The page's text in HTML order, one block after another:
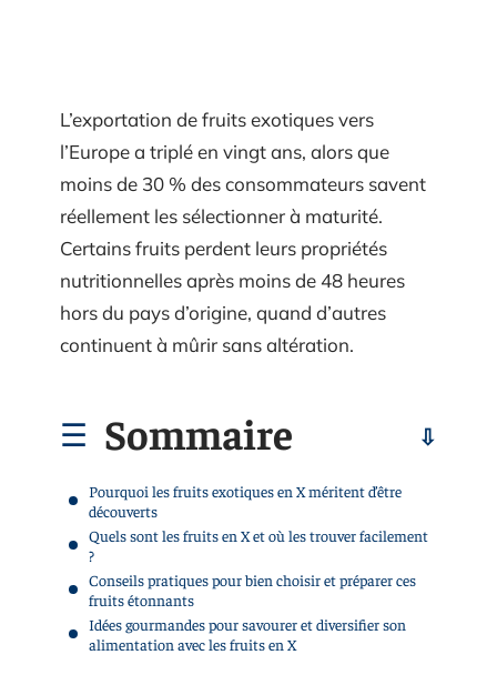
L’exportation de fruits exotiques vers
l’Europe a triplé en vingt ans, alors que
moins de 30 % des consommateurs savent
réellement les sélectionner à maturité.
Certains fruits perdent leurs propriétés
nutritionnelles après moins de 48 heures
hors du pays d’origine, quand d’autres
continuent à mûrir sans altération.
Sommaire
Pourquoi les fruits exotiques en X méritent d’être
découverts
Quels sont les fruits en X et où les trouver facilement
?
Conseils pratiques pour bien choisir et préparer ces
fruits étonnants
Idées gourmandes pour savourer et diversifier son
alimentation avec les fruits en X